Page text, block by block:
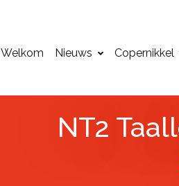
Welkom Nieuws Copernikkel
NT2